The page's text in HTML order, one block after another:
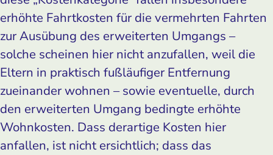
erhöhte Fahrtkosten für die vermehrten Fahrten
zur Ausübung des erweiterten Umgangs –
solche scheinen hier nicht anzufallen, weil die
Eltern in praktisch fußläufiger Entfernung
zueinander wohnen – sowie eventuelle, durch
den erweiterten Umgang bedingte erhöhte
Wohnkosten. Dass derartige Kosten hier
anfallen, ist nicht ersichtlich; dass das